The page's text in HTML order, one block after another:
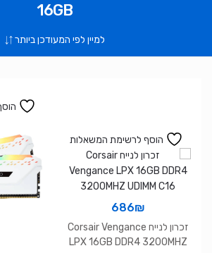
הגדלת גופן
format_underlined הוסף קו תחתון
font_download סמן קישורים
לאפס את כל
cached
16GB
הוסף לרשימת המשאלות
686₪
זכרון לנייח Corsair Vengance
LPX 16GB DDR4 3200MHZ